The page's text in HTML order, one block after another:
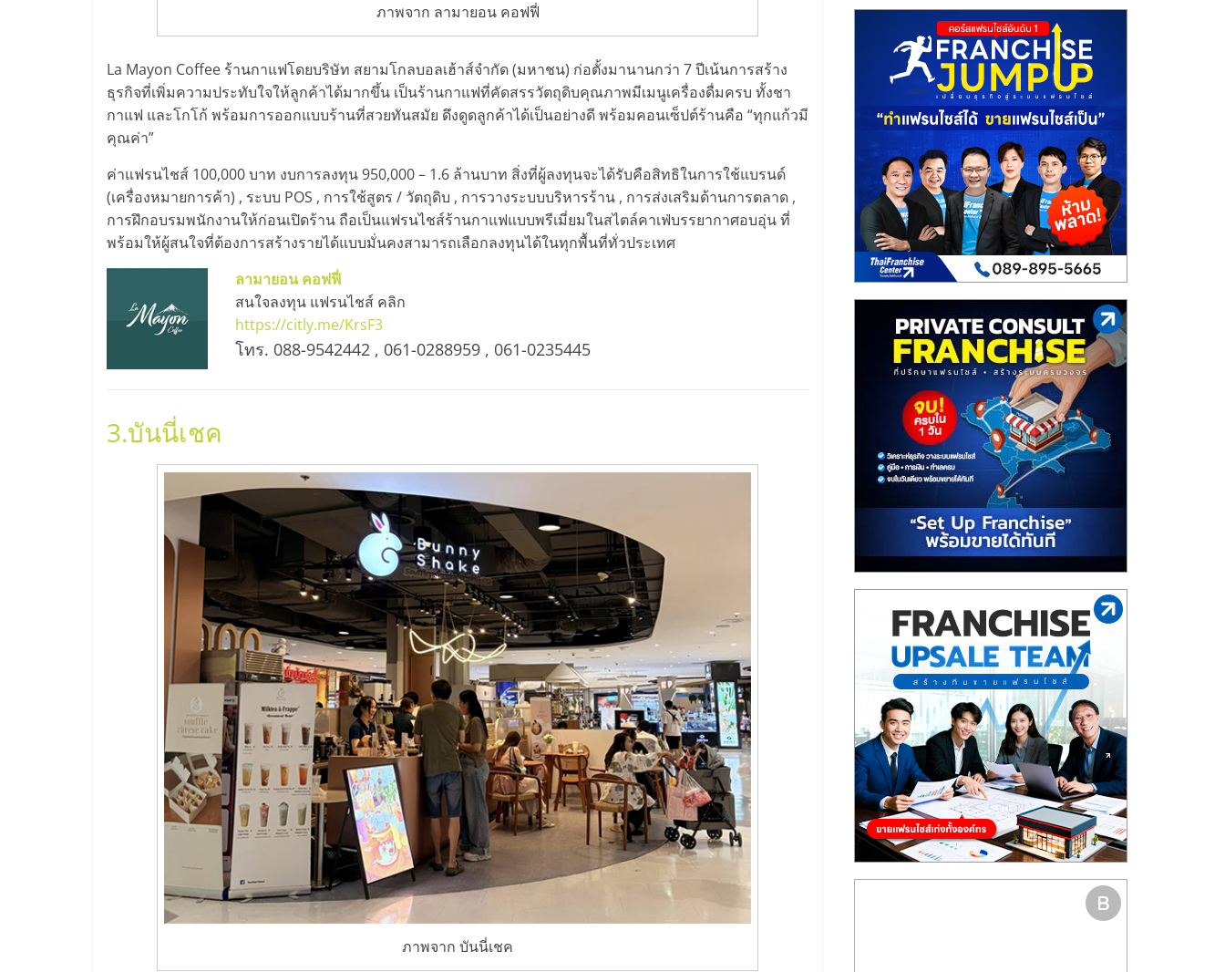
ปรึกษา
การ
ลงทุน
และ
ขยาย
สา
ขา
แฟ
รน
ไชส์,
ศูนย์
รวม
ไชส์
พร้อม
ทำเล
สำหรับ
ภาพจาก ลามายอน คอฟฟี่
La Mayon Coffee ร้านกาแฟโดยบริษัท สยามโกลบอลเฮ้าส์จำกัด (มหาชน) ก่อตั้งมานานกว่า 7 ปีเน้นการสร้าง
ธุรกิจที่เพิ่มความประทับใจให้ลูกค้าได้มากขึ้น เป็นร้านกาแฟที่คัดสรรวัตถุดิบคุณภาพมีเมนูเครื่องดื่มครบ ทั้งชา
กาแฟ และโกโก้ พร้อมการออกแบบร้านที่สวยทันสมัย ดึงดูดลูกค้าได้เป็นอย่างดี พร้อมคอนเซ็ปต์ร้านคือ “ทุกแก้วมี
คุณค่า”
ค่าแฟรนไชส์ 100,000 บาท งบการลงทุน 950,000 – 1.6 ล้านบาท สิ่งที่ผู้ลงทุนจะได้รับคือสิทธิในการใช้แบรนด์
(เครื่องหมายการค้า) , ระบบ POS , การใช้สูตร / วัตถุดิบ , การวางระบบบริหารร้าน , การส่งเสริมด้านการตลาด ,
การฝึกอบรมพนักงานให้ก่อนเปิดร้าน ถือเป็นแฟรนไชส์ร้านกาแฟแบบพรีเมี่ยมในสไตล์คาเฟ่บรรยากาศอบอุ่น ที่
พร้อมให้ผู้สนใจที่ต้องการสร้างรายได้แบบมั่นคงสามารถเลือกลงทุนได้ในทุกพื้นที่ทั่วประเทศ
ลามายอน คอฟฟี่
สนใจลงทุน แฟรนไชส์ คลิก
https://citly.me/KrsF3
โทร. 088-9542442 , 061-0288959 , 061-0235445
3.บันนี่เชค
ภาพจาก บันนี่เชค